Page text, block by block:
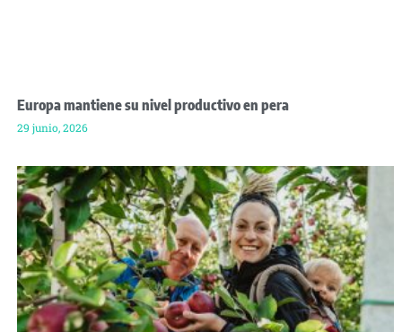
Europa mantiene su nivel productivo en pera
29 junio, 2026